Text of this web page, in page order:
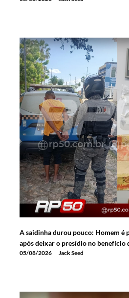
A saidinha durou pouco: Homem é
após deixar o presídio no benefício
05/08/2026 Jack Seed